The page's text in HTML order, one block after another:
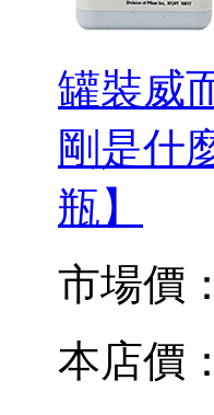
罐裝威
剛是什
瓶】
市場價：
本店價：